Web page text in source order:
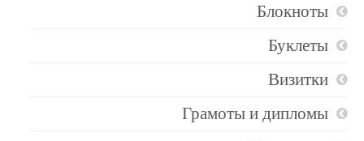
Блокноты
Буклеты
Визитки
Грамоты и дипломы